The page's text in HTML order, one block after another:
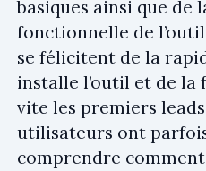
basiques ainsi que de
fonctionnelle de
se félicitent de la
installe l’outil et de
vite les premiers
utilisateurs ont
comprendre